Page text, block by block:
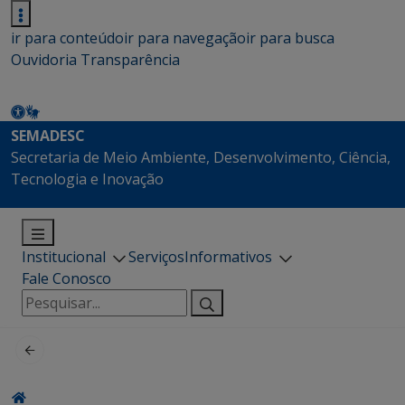
ir para conteúdoir para navegaçãoir para busca
Ouvidoria Transparência
SEMADESC
Secretaria de Meio Ambiente, Desenvolvimento, Ciência,
Tecnologia e Inovação
Institucional ServiçosInformativos
Fale Conosco
Pesquisar
por: